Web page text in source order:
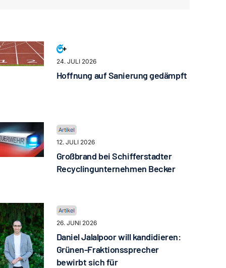
24. JULI 2026
Hoffnung auf Sanierung gedämpft
12. JULI 2026
Großbrand bei Schifferstadter
Recyclingunternehmen Becker
26. JUNI 2026
Daniel Jalalpoor will kandidieren:
Grünen-Fraktionssprecher
bewirbt sich für